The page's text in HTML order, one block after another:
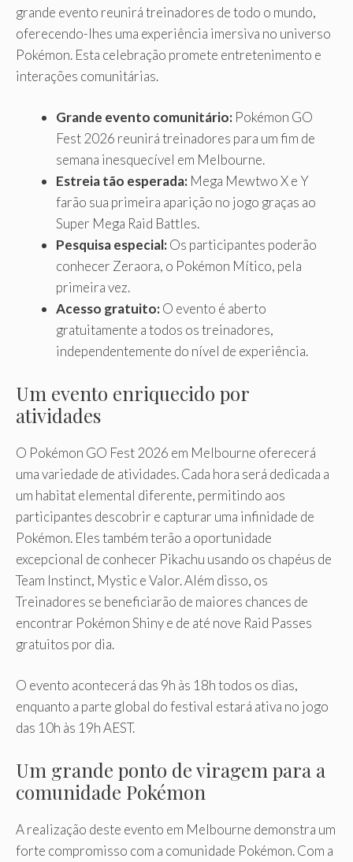
grande evento reunirá treinadores de todo o mundo,
oferecendo-lhes uma experiência imersiva no universo
Pokémon. Esta celebração promete entretenimento e
interações comunitárias.
Grande evento comunitário: Pokémon GO
Fest 2026 reunirá treinadores para um fim de
semana inesquecível em Melbourne.
Estreia tão esperada: Mega Mewtwo X e Y
farão sua primeira aparição no jogo graças ao
Super Mega Raid Battles.
Pesquisa especial:Os participantes poderão
conhecer Zeraora, o Pokémon Mítico, pela
primeira vez.
Acesso gratuito:O evento é aberto
gratuitamente a todos os treinadores,
independentemente do nível de experiência.
Um evento enriquecido por
atividades
O Pokémon GO Fest 2026 em Melbourne oferecerá
uma variedade de atividades. Cada hora será dedicada a
um habitat elemental diferente, permitindo aos
participantes descobrir e capturar uma infinidade de
Pokémon. Eles também terão a oportunidade
excepcional de conhecer Pikachu usando os chapéus de
Team Instinct, Mystic e Valor. Além disso, os
Treinadores se beneficiarão de maiores chances de
encontrar Pokémon Shiny e de até nove Raid Passes
gratuitos por dia.
O evento acontecerá das 9h às 18h todos os dias,
enquanto a parte global do festival estará ativa no jogo
das 10h às 19h AEST.
Um grande ponto de viragem para a
comunidade Pokémon
A realização deste evento em Melbourne demonstra um
forte compromisso com a comunidade Pokémon. Com a